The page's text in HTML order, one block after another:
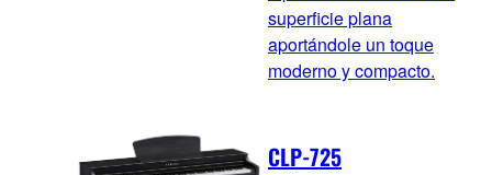
superficie plana
aportándole un toque
moderno y compacto.
CLP-725